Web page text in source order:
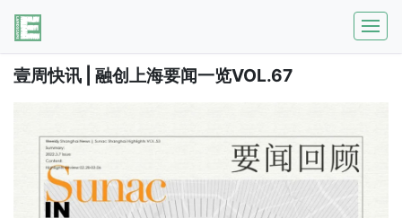
壹周快讯 | 融创上海要闻一览VOL.67